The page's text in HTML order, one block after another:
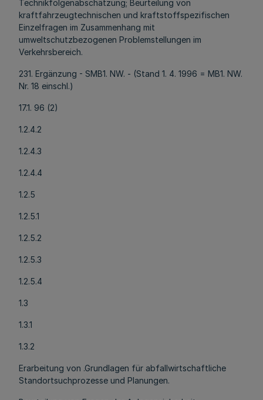
Technikfolgenabschätzung; Beurteilung von
kraftfahrzeugtechnischen und kraftstoffspezifischen
Einzelfragen im Zusammenhang mit
umweltschutzbezogenen Problemstellungen im
Verkehrsbereich.
231. Ergänzung - SMB1. NW. - (Stand 1. 4. 1996 = MB1. NW.
Nr. 18 einschl.)
17.1. 96 (2)
1.2.4.2
1.2.4.3
1.2.4.4
1.2.5
1.2.5.1
1.2.5.2
1.2.5.3
1.2.5.4
1.3
1.3.1
1.3.2
Erarbeitung von .Grundlagen für abfallwirtschaftliche
Standortsuchprozesse und Planungen.